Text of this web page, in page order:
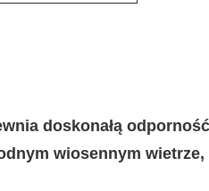
doskonałą
wiosennym